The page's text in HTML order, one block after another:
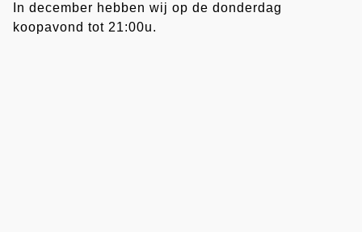
In december hebben wij op de donderdag
koopavond tot 21:00u.